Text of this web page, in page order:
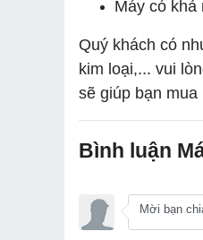
Máy có
Quý khách có
kim loại,... vui
sẽ giúp bạn
Bình luận